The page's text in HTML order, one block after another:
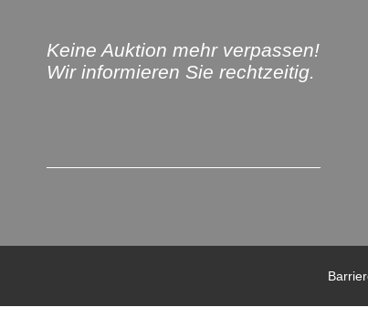
Keine Auktion mehr verpassen!
Wir informieren Sie rechtzeitig.